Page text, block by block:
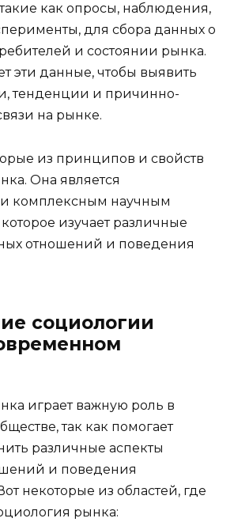
как опросы, наблюдения,
для сбора данных о
и состоянии рынка.
эти данные, чтобы выявить
тенденции и причинно-
на рынке.
из принципов и свойств
Она является
комплексным научным
изучает различные
отношений и поведения
социологии
играет важную роль в
так как помогает
различные аспекты
и поведения
некоторые из областей, где
рынка: